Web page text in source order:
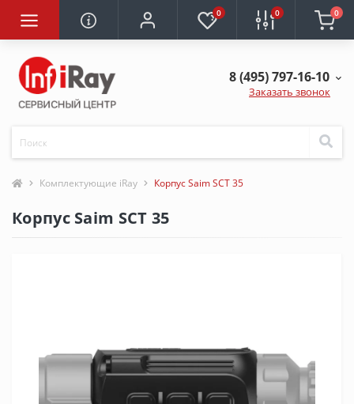
0 0 0
8 (495) 797-16-10
Заказать звонок
Комплектующие iRay Корпус Saim SCT 35
Корпус Saim SCT 35